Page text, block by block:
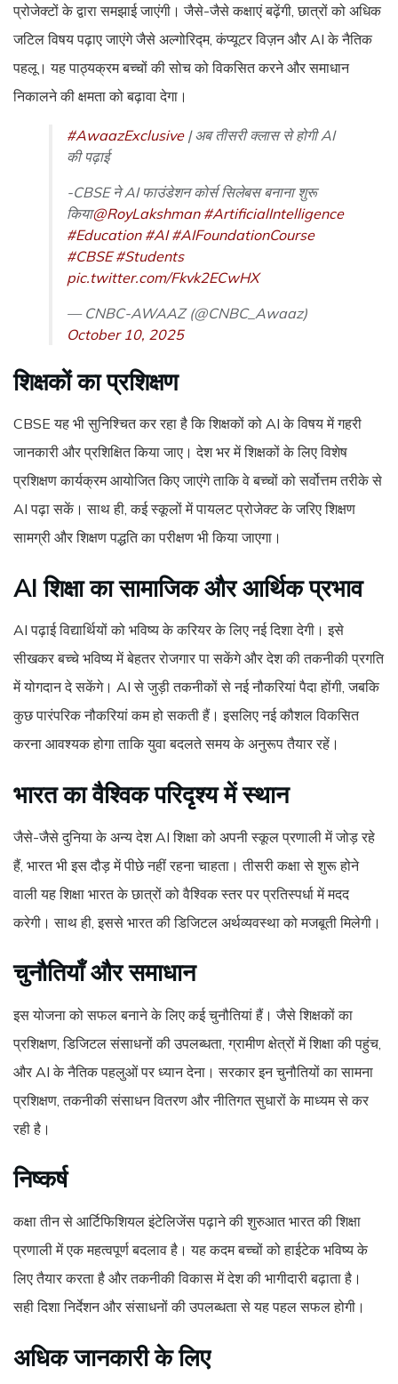
प्रोजेक्टों के द्वारा समझाई जाएंगी। जैसे-जैसे कक्षाएं बढ़ेंगी, छात्रों को अधिक
जटिल विषय पढ़ाए जाएंगे जैसे अल्गोरिद्म, कंप्यूटर विज़न और AI के नैतिक
पहलू। यह पाठ्यक्रम बच्चों की सोच को विकसित करने और समाधान
निकालने की क्षमता को बढ़ावा देगा।
#AwaazExclusive| अब तीसरी क्लास से होगी AI
की पढ़ाई
-CBSE ने AI फाउंडेशन कोर्स सिलेबस बनाना शुरू
किया@RoyLakshman #ArtificialIntelligence
#Education #AI #AIFoundationCourse
#CBSE #Students
pic.twitter.com/Fkvk2ECwHX
— CNBC-AWAAZ (@CNBC_Awaaz)
October 10, 2025
शिक्षकों का प्रशिक्षण
CBSE यह भी सुनिश्चित कर रहा है कि शिक्षकों को AI के विषय में गहरी
जानकारी और प्रशिक्षित किया जाए। देश भर में शिक्षकों के लिए विशेष
प्रशिक्षण कार्यक्रम आयोजित किए जाएंगे ताकि वे बच्चों को सर्वोत्तम तरीके से
AI पढ़ा सकें। साथ ही, कई स्कूलों में पायलट प्रोजेक्ट के जरिए शिक्षण
सामग्री और शिक्षण पद्धति का परीक्षण भी किया जाएगा।
AI शिक्षा का सामाजिक और आर्थिक प्रभाव
AI पढ़ाई विद्यार्थियों को भविष्य के करियर के लिए नई दिशा देगी। इसे
सीखकर बच्चे भविष्य में बेहतर रोजगार पा सकेंगे और देश की तकनीकी प्रगति
में योगदान दे सकेंगे। AI से जुड़ी तकनीकों से नई नौकरियां पैदा होंगी, जबकि
कुछ पारंपरिक नौकरियां कम हो सकती हैं। इसलिए नई कौशल विकसित
करना आवश्यक होगा ताकि युवा बदलते समय के अनुरूप तैयार रहें।
भारत का वैश्विक परिदृश्य में स्थान
जैसे-जैसे दुनिया के अन्य देश AI शिक्षा को अपनी स्कूल प्रणाली में जोड़ रहे
हैं, भारत भी इस दौड़ में पीछे नहीं रहना चाहता। तीसरी कक्षा से शुरू होने
वाली यह शिक्षा भारत के छात्रों को वैश्विक स्तर पर प्रतिस्पर्धा में मदद
करेगी। साथ ही, इससे भारत की डिजिटल अर्थव्यवस्था को मजबूती मिलेगी।
चुनौतियाँ और समाधान
इस योजना को सफल बनाने के लिए कई चुनौतियां हैं। जैसे शिक्षकों का
प्रशिक्षण, डिजिटल संसाधनों की उपलब्धता, ग्रामीण क्षेत्रों में शिक्षा की पहुंच,
और AI के नैतिक पहलुओं पर ध्यान देना। सरकार इन चुनौतियों का सामना
प्रशिक्षण, तकनीकी संसाधन वितरण और नीतिगत सुधारों के माध्यम से कर
रही है।
निष्कर्ष
कक्षा तीन से आर्टिफिशियल इंटेलिजेंस पढ़ाने की शुरुआत भारत की शिक्षा
प्रणाली में एक महत्वपूर्ण बदलाव है। यह कदम बच्चों को हाईटेक भविष्य के
लिए तैयार करता है और तकनीकी विकास में देश की भागीदारी बढ़ाता है।
सही दिशा निर्देशन और संसाधनों की उपलब्धता से यह पहल सफल होगी।
अधिक जानकारी के लिए